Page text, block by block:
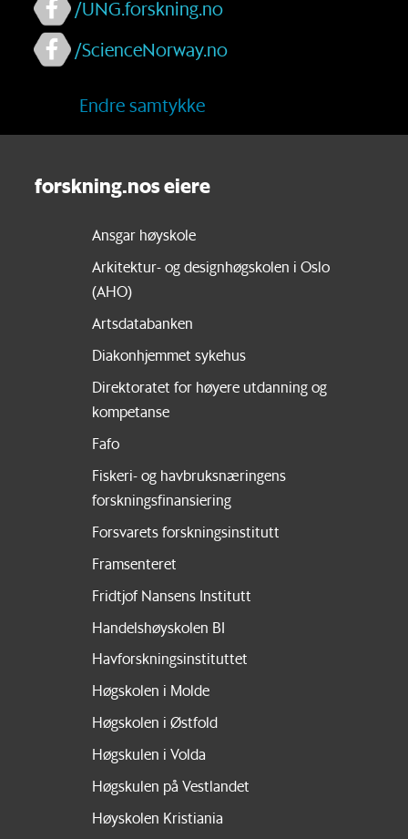
/UNG.forskning.no
/ScienceNorway.no
Endre samtykke
forskning.nos eiere
Ansgar høyskole
Arkitektur- og designhøgskolen i Oslo
(AHO)
Artsdatabanken
Diakonhjemmet sykehus
Direktoratet for høyere utdanning og
kompetanse
Fafo
Fiskeri- og havbruksnæringens
forskningsfinansiering
Forsvarets forskningsinstitutt
Framsenteret
Fridtjof Nansens Institutt
Handelshøyskolen BI
Havforskningsinstituttet
Høgskolen i Molde
Høgskolen i Østfold
Høgskulen i Volda
Høgskulen på Vestlandet
Høyskolen Kristiania